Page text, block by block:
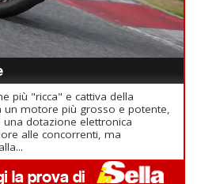
più "ricca" e cattiva della
un motore più grosso e potente,
una dotazione elettronica
alle concorrenti, ma